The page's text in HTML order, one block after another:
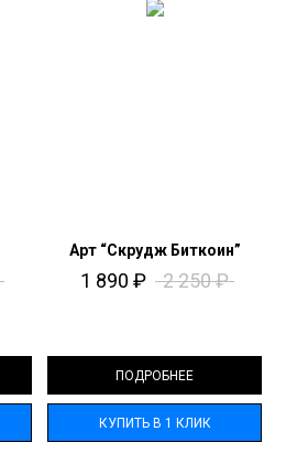
Арт “Скрудж Биткоин”
1 890 ₽ 2 250₽
ПОДРОБНЕЕ
КУПИТЬ В 1 КЛИК